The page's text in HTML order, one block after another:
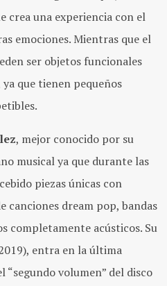
crea una experiencia con el
emociones. Mientras que el
ser objetos funcionales
que tienen pequeños
, mejor conocido por su
musical ya que durante las
piezas únicas con
canciones dream pop, bandas
completamente acústicos. Su
entra en la última
“segundo volumen” del disco